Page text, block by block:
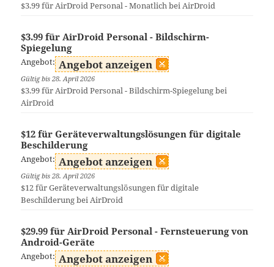
$3.99 für AirDroid Personal - Monatlich bei AirDroid
$3.99 für AirDroid Personal - Bildschirm-
Spiegelung
Angebot: Angebot anzeigen
Gültig bis 28. April 2026
$3.99 für AirDroid Personal - Bildschirm-Spiegelung bei
AirDroid
$12 für Geräteverwaltungslösungen für digitale
Beschilderung
Angebot: Angebot anzeigen
Gültig bis 28. April 2026
$12 für Geräteverwaltungslösungen für digitale
Beschilderung bei AirDroid
$29.99 für AirDroid Personal - Fernsteuerung von
Android-Geräte
Angebot: Angebot anzeigen